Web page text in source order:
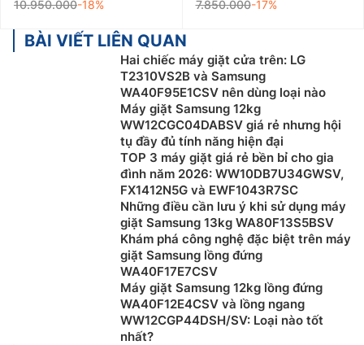
10.950.000-18% 7.850.000-17%
BÀI VIẾT LIÊN QUAN
Hai chiếc máy giặt cửa trên: LG
T2310VS2B và Samsung
WA40F95E1CSV nên dùng loại nào
Máy giặt Samsung 12kg
WW12CGC04DABSV giá rẻ nhưng hội
tụ đầy đủ tính năng hiện đại
TOP 3 máy giặt giá rẻ bền bỉ cho gia
đình năm 2026: WW10DB7U34GWSV,
FX1412N5G và EWF1043R7SC
Những điều cần lưu ý khi sử dụng máy
giặt Samsung 13kg WA80F13S5BSV
Khám phá công nghệ đặc biệt trên máy
giặt Samsung lồng đứng
WA40F17E7CSV
Máy giặt Samsung 12kg lồng đứng
WA40F12E4CSV và lồng ngang
WW12CGP44DSH/SV: Loại nào tốt
nhất?